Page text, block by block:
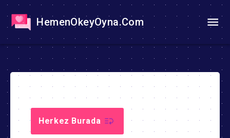
HemenOkeyOyna.Com
Herkez Burada